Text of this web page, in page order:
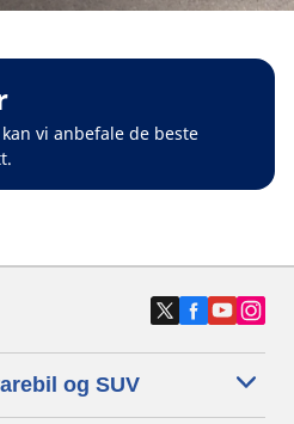
vi anbefale de beste
og SUV